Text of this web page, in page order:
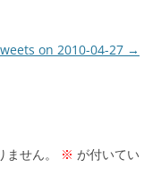
on 2010-04-27 →
せん。 ※ が付いてい